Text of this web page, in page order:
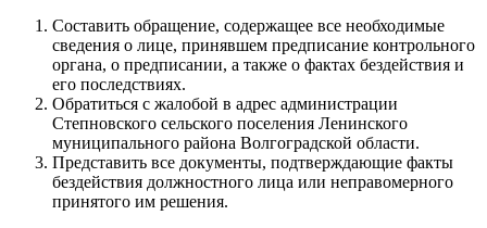
Составить обращение, содержащее все необходимые
сведения о лице, принявшем предписание контрольного
органа, о предписании, а также о фактах бездействия и
его последствиях.
Обратиться с жалобой в адрес администрации
Степновского сельского поселения Ленинского
муниципального района Волгоградской области.
Представить все документы, подтверждающие факты
бездействия должностного лица или неправомерного
принятого им решения.